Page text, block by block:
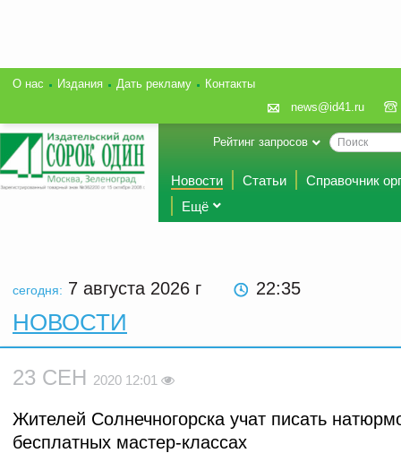
О нас Издания Дать рекламу
Контакты
news@id41.ru
Рейтинг запросов
Новости Статьи
Справочник
Ещё
сегодня: 7 августа 2026 г 22:35
НОВОСТИ
23 СЕН 2020 12:01
Жителей Солнечногорска учат писать
бесплатных мастер-классах